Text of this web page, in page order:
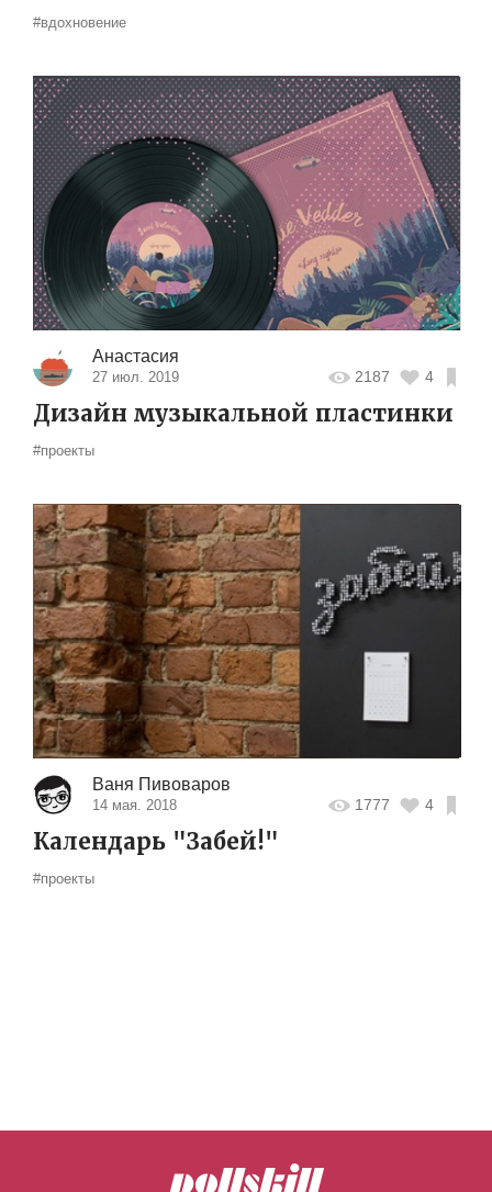
#вдохновение
Анастасия
27 июл. 2019 2187 4
Дизайн музыкальной пластинки
#проекты
Ваня Пивоваров
14 мая. 2018 1777 4
Календарь "Забей!"
#проекты